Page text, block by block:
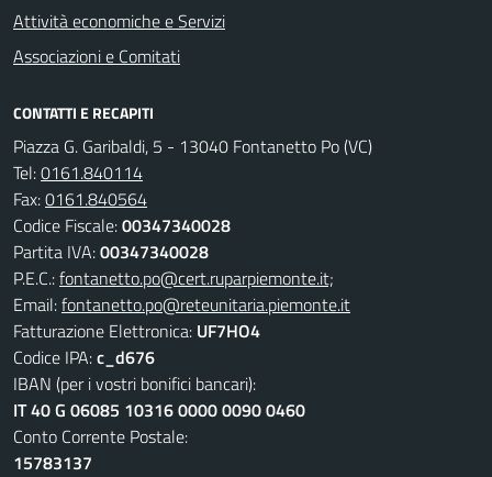
Attività economiche e Servizi
Associazioni e Comitati
CONTATTI E RECAPITI
Piazza G. Garibaldi, 5 - 13040 Fontanetto Po (VC)
Tel:0161.840114
Fax:0161.840564
Codice Fiscale:00347340028
Partita IVA:00347340028
P.E.C.:fontanetto.po@cert.ruparpiemonte.it;
Email:fontanetto.po@reteunitaria.piemonte.it
Fatturazione Elettronica: UF7HO4
Codice IPA:c_d676
IBAN (per i vostri bonifici bancari):
IT 40 G 06085 10316 0000 0090 0460
Conto Corrente Postale:
15783137